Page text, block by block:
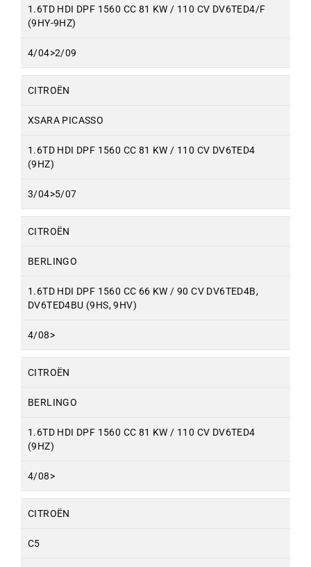
1.6TD HDI DPF 1560 CC 81 KW / 110 CV DV6TED4/F
(9HY-9HZ)
4/04>2/09
CITROËN
XSARA PICASSO
1.6TD HDI DPF 1560 CC 81 KW / 110 CV DV6TED4
(9HZ)
3/04>5/07
CITROËN
BERLINGO
1.6TD HDI DPF 1560 CC 66 KW / 90 CV DV6TED4B,
DV6TED4BU (9HS, 9HV)
4/08>
CITROËN
BERLINGO
1.6TD HDI DPF 1560 CC 81 KW / 110 CV DV6TED4
(9HZ)
4/08>
CITROËN
C5